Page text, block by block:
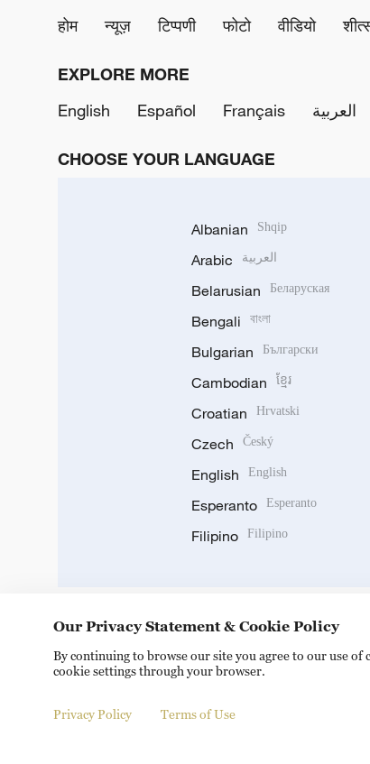
होम न्यूज़ टिप्पणी फोटो वीडियो
EXPLORE MORE
English
Español Français العربية
CHOOSE YOUR LANGUAGE
Albanian Shqip
Arabic العربية
Belarusian Беларуская
Bengali বাংলা
Bulgarian Български
Cambodian ខ្មែរ
Croatian Hrvatski
Czech Český
English English
Esperanto Esperanto
Filipino Filipino
DOWNLOAD OUR APP
Our Privacy Statement & Cookie Policy
By continuing to browse our site you agree to our use of
cookie settings through your browser.
Privacy Policy Terms of Use